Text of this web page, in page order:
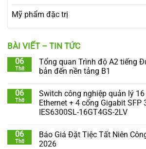
Mỹ phẩm đặc trị
BÀI VIẾT – TIN TỨC
06
Th8
Tổng quan Trình độ A2 tiếng
bản đến nền tảng B1
06
Th8
Switch công nghiệp quản lý
Ethernet + 4 cổng Gigabit SFP
IES6300SL-16GT4GS-2LV
06
Th8
Báo Giá Đặt Tiệc Tất Niên
2026